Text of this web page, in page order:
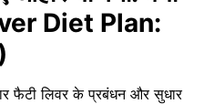
Diet Plan:
फैटी लिवर के प्रबंधन और सुधार